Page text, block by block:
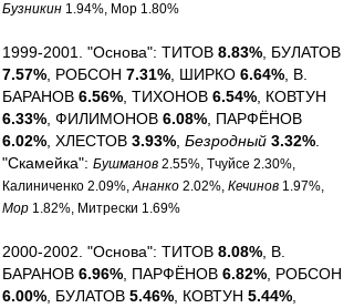
Бузникин 1.94%, Мор 1.80%
1999-2001. "Основа": ТИТОВ 8.83% , БУЛАТОВ
7.57% , РОБСОН 7.31% , ШИРКО 6.64% , В.
БАРАНОВ 6.56% , ТИХОНОВ 6.54% , КОВТУН
6.33% , ФИЛИМОНОВ 6.08% , ПАРФЁНОВ
6.02% , ХЛЕСТОВ 3.93% Безродный 3.32%
"Скамейка": Бушманов 2.55%, Тчуйсе 2.30%,
Калиниченко 2.09%,Ананко 2.02%, Кечинов 1.97%,
Мор 1.82%, Митрески 1.69%
2000-2002. "Основа": ТИТОВ 8.08% , В.
БАРАНОВ 6.96% , ПАРФЁНОВ 6.82% , РОБСОН
6.00% , БУЛАТОВ 5.46% , КОВТУН 5.44%